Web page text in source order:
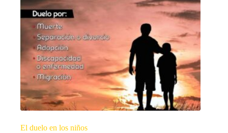
El duelo en los niños